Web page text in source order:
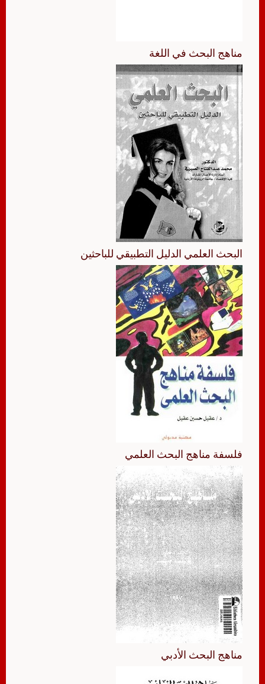
مناهج البحث في اللغة
البحث العلمي الدليل التطبيقي للباحثين
فلسفة مناهج البحث العلمي
مناهج البحث الأدبي